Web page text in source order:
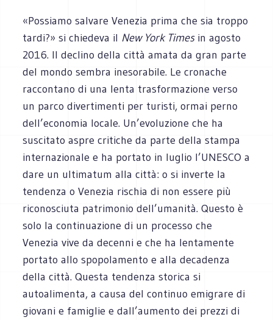
«Possiamo salvare Venezia prima che sia troppo
tardi?» si chiedeva il New York Timesin agosto
2016. Il declino della città amata da gran parte
del mondo sembra inesorabile. Le cronache
raccontano di una lenta trasformazione verso
un parco divertimenti per turisti, ormai perno
dell’economia locale. Un’evoluzione che ha
suscitato aspre critiche da parte della stampa
internazionale e ha portato in luglio l’UNESCO a
dare un ultimatum alla città: o si inverte la
tendenza o Venezia rischia di non essere più
riconosciuta patrimonio dell’umanità. Questo è
solo la continuazione di un processo che
Venezia vive da decenni e che ha lentamente
portato allo spopolamento e alla decadenza
della città. Questa tendenza storica si
autoalimenta, a causa del continuo emigrare di
giovani e famiglie e dall’aumento dei prezzi di